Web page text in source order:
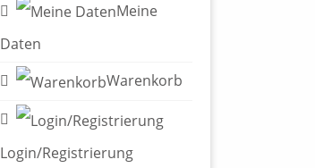
Meine
Daten
Warenkorb
Login/Registrierung